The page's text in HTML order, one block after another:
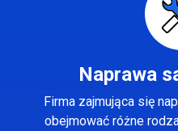
Naprawa
Firma zajmująca się
obejmować różne